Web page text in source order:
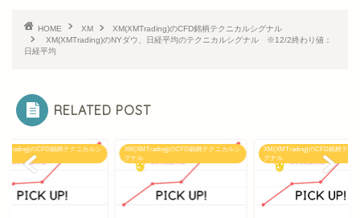
HOME XM
XM(XMTrading)のCFD銘柄テクニカルシグナル
XM(XMTrading)のNYダウ、日経平均のテクニカルシグナル ※12/2終わり値：
日経平均
RELATED POST
のCFD銘柄テクニカルシ
XM(XMTrading)のCFD銘柄テクニカルシ
グナル
XM(XMTrading)のCFD銘柄テク
グナル